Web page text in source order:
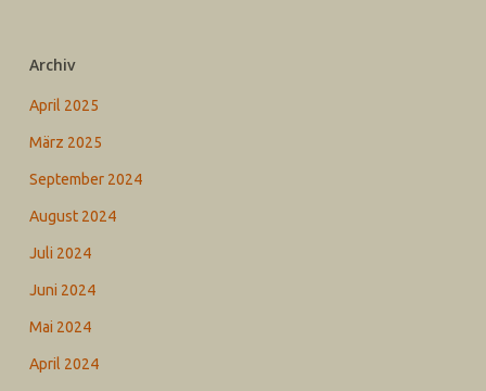
Archiv
April 2025
März 2025
September 2024
August 2024
Juli 2024
Juni 2024
Mai 2024
April 2024